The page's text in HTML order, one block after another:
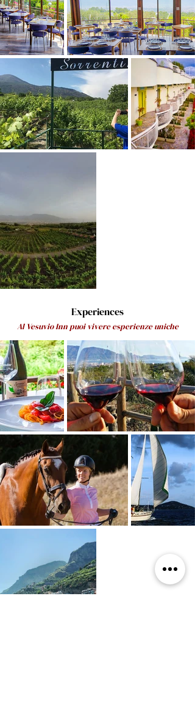
Experiences
Al Vesuvio Inn puoi vivere esperienze uniche